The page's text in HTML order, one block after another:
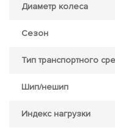
Диаметр колеса
Сезон
Тип транспортного
Шип/нешип
Индекс нагрузки